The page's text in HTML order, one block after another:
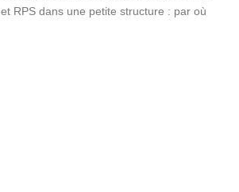
RPS dans une petite structure : par où